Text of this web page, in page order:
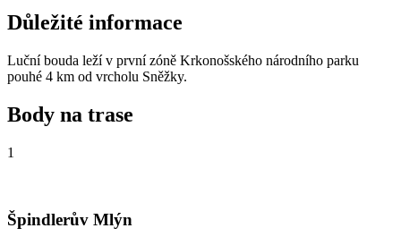
Důležité informace
Luční bouda leží v první zóně Krkonošského národního parku
pouhé 4 km od vrcholu Sněžky.
Body na trase
1
Špindlerův Mlýn